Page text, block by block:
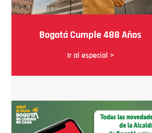
Bogotá Cumple 488 Años
Ir al especial >